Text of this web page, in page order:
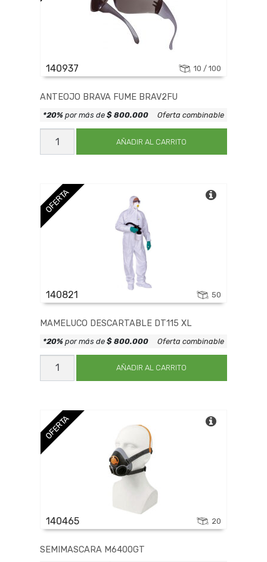
140937 10 / 100
ANTEOJO BRAVA FUME BRAV2FU
ANTEOJO
BRAVA
FUME
AÑADIR AL CARRITO
*20% por más de$ 800.000 Oferta combinable
OFERTA
140821 50
MAMELUCO DESCARTABLE DT115 XL
MAMELUCO
DESCARTABLE
DT115
AÑADIR AL CARRITO
*20% por más de$ 800.000 Oferta combinable
OFERTA
140465 20
SEMIMASCARA M6400GT